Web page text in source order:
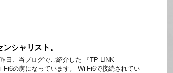
シャリスト。
日、当ブログでご紹介した 『TP-LINK
の虜になっています。 Wi-Fi6で接続されてい